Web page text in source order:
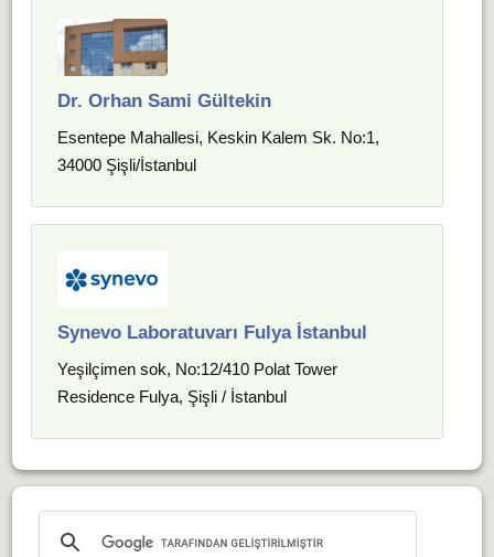
Dr. Orhan Sami Gültekin
Esentepe Mahallesi, Keskin Kalem Sk. No:1,
34000 Şişli/İstanbul
Synevo Laboratuvarı Fulya İstanbul
Yeşilçimen sok, No:12/410 Polat Tower
Residence Fulya, Şişli / İstanbul